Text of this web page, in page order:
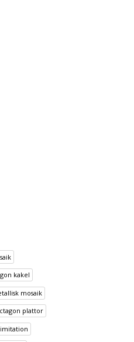
kakel
mosaik
plattor
imitation